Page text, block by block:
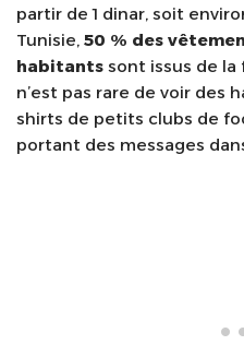
partir de 1 dinar, soit
Tunisie, 50 % des
habitants sont issus de
n’est pas rare de voir des
shirts de petits clubs de
portant des messages